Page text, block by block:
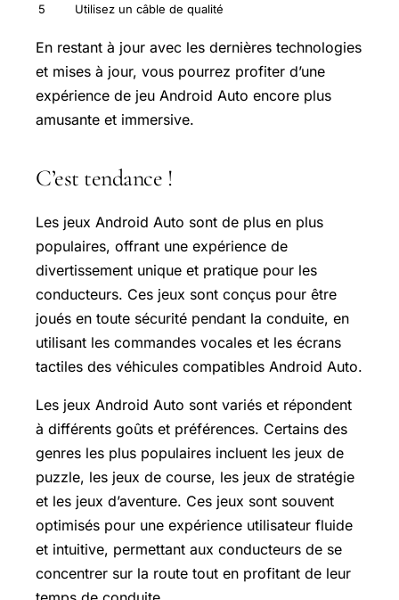
5
Utilisez un câble de qualité
En restant à jour avec les dernières technologies
et mises à jour, vous pourrez profiter d’une
expérience de jeu Android Auto encore plus
amusante et immersive.
C’est tendance !
Les jeux Android Auto sont de plus en plus
populaires, offrant une expérience de
divertissement unique et pratique pour les
conducteurs. Ces jeux sont conçus pour être
joués en toute sécurité pendant la conduite, en
utilisant les commandes vocales et les écrans
tactiles des véhicules compatibles Android Auto.
Les jeux Android Auto sont variés et répondent
à différents goûts et préférences. Certains des
genres les plus populaires incluent les jeux de
puzzle, les jeux de course, les jeux de stratégie
et les jeux d’aventure. Ces jeux sont souvent
optimisés pour une expérience utilisateur fluide
et intuitive, permettant aux conducteurs de se
concentrer sur la route tout en profitant de leur